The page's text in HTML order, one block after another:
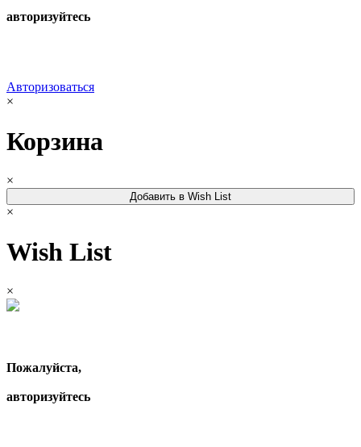
авторизуйтесь
Авторизоваться
×
Корзина
×
Добавить в Wish List
×
Wish List
×
Пожалуйста,
авторизуйтесь